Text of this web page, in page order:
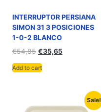
INTERRUPTOR PERSIANA
SIMON 31 3 POSICIONES
1-0-2 BLANCO
€54,85 €35,65
Add to cart
Sale!